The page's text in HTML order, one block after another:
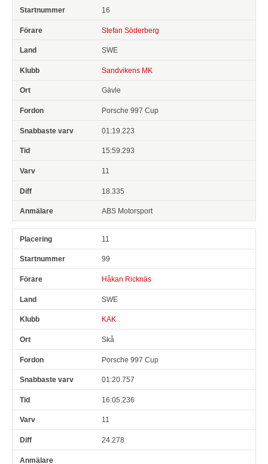
16
Stefan Söderberg
SWE
Sandvikens MK
Gävle
Porsche 997 Cup
01:19.223
15:59.293
11
18.335
ABS Motorsport
11
99
Håkan Ricknäs
SWE
KAK
Skå
Porsche 997 Cup
01:20.757
16:05.236
11
24.278